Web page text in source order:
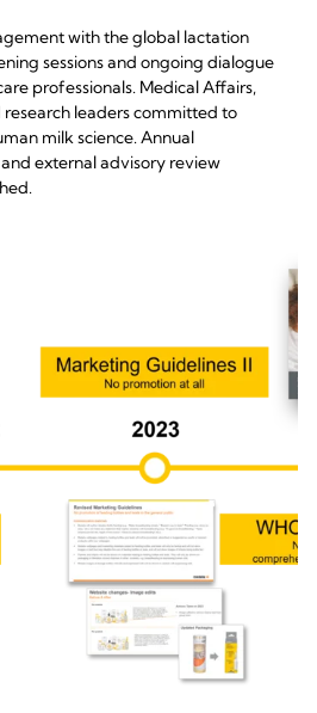
with the global lactation
sessions and ongoing dialogue
professionals. Medical Affairs,
leaders committed to
milk science. Annual
external advisory review